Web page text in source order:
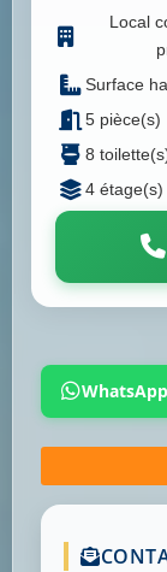
Local
Surface
5 pièce(s)
8
4 étage(s)
WhatsApp